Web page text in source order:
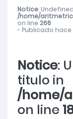
Notice:
/home/
on line 266
- Publicado hace
Notice:
titulo in
/home/
on line